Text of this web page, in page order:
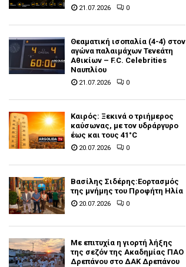
21.07.2026 0
Θεαματική ισοπαλία (4-4) στον
αγώνα παλαιμάχων Τενεάτη
Αθικίων – F.C. Celebrities
Ναυπλίου
21.07.2026 0
Καιρός: Ξεκινά ο τριήμερος
καύσωνας, με τον υδράργυρο
έως και τους 41°C
20.07.2026 0
Βασίλης Σιδέρης:Εορτασμός
της μνήμης του Προφήτη Ηλία
20.07.2026 0
Με επιτυχία η γιορτή λήξης
της σεζόν της Ακαδημίας ΠΑΟ
Δρεπάνου στο ΔΑΚ Δρεπάνου